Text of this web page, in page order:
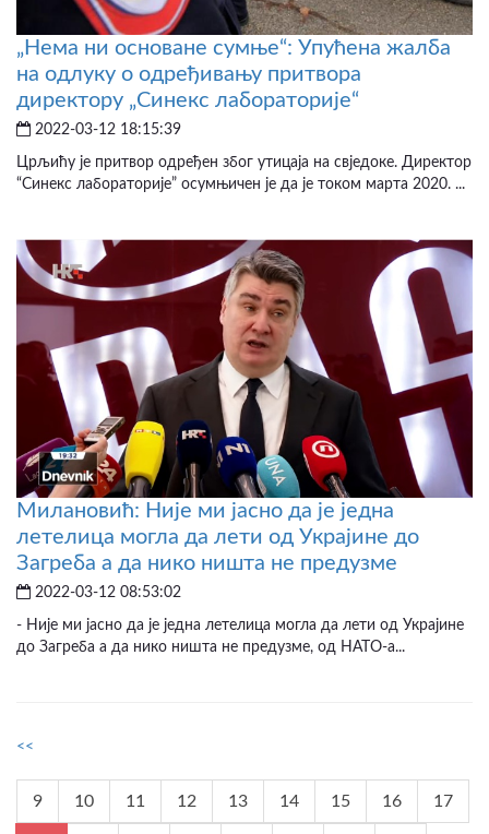
„Нема ни основане сумње“: Упућена жалба
на одлуку о одређивању притвора
директору „Синекс лабораторије“
2022-03-12 18:15:39
Црљићу је притвор одређен због утицаја на свједоке. Директор
“Синекс лабораторије” осумњичен је да је током марта 2020. ...
Милановић: Није ми јасно да је једна
летелица могла да лети од Украјине до
Загреба а да нико ништа не предузме
2022-03-12 08:53:02
- Није ми јасно да је једна летелица могла да лети од Украјине
до Загреба а да нико ништа не предузме, од НАТО-а...
<<
9 10 11 12 13 14 15 16 17